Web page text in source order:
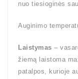
nuo tiesioginės
Auginimo
Laistymas –
žiemą laistoma
patalpos, kurioje